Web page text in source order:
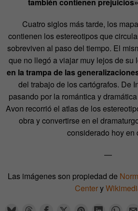
también contienen prejuicios»
Cuatro siglos más tarde, los
contienen los estereotipos que
sobreviven al paso del tiempo. El
que no llegó a viajar muy lejos de su
en la trampa de las
del trabajo de los cartógrafos. De
pasando por la romántica y
Avon recorrió el atlas de los
obra y convertirse en el
considerado hoy en
—
Las imágenes son propiedad de
Centery